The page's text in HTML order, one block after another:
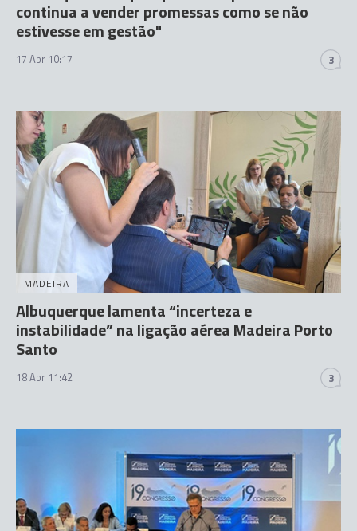
continua a vender promessas como se não
estivesse em gestão"
17 Abr 10:17 3
MADEIRA
Albuquerque lamenta “incerteza e
instabilidade” na ligação aérea Madeira Porto
Santo
18 Abr 11:42 3